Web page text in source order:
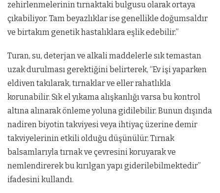
zehirlenmelerinin tırnaktaki bulgusu olarak ortaya
çıkabiliyor. Tam beyazlıklar ise genellikle doğumsaldır
ve birtakım genetik hastalıklara eşlik edebilir.”
Turan, su, deterjan ve alkali maddelerle sık temastan
uzak durulması gerektiğini belirterek, “Ev işi yaparken
eldiven takılarak, tırnaklar ve eller rahatlıkla
korunabilir. Sık el yıkama alışkanlığı varsa bu kontrol
altına alınarak önleme yoluna gidilebilir. Bunun dışında
nadiren biyotin takviyesi veya ihtiyaç üzerine demir
takviyelerinin etkili olduğu düşünülür. Tırnak
balsamlarıyla tırnak ve çevresini koruyarak ve
nemlendirerek bu kırılgan yapı giderilebilmektedir”
ifadesini kullandı.